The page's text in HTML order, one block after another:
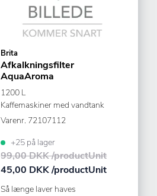
Brita
Afkalkningsfilter
AquaAroma
1200 L
Kaffemaskiner med vandtank
Varenr. 72107112
+25 på lager
99,00 DKK /productUnit
45,00 DKK /productUnit
Så længe laver haves